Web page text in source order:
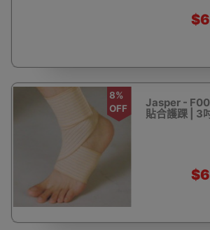
8%
OFF
Jasper -
貼合護踝 | 3